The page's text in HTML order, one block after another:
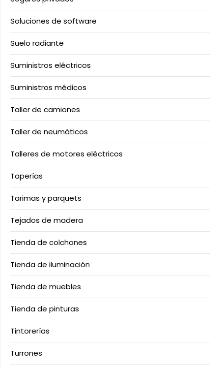
Soluciones de software
Suelo radiante
Suministros eléctricos
Suministros médicos
Taller de camiones
Taller de neumáticos
Talleres de motores eléctricos
Taperías
Tarimas y parquets
Tejados de madera
Tienda de colchones
Tienda de iluminación
Tienda de muebles
Tienda de pinturas
Tintorerías
Turrones